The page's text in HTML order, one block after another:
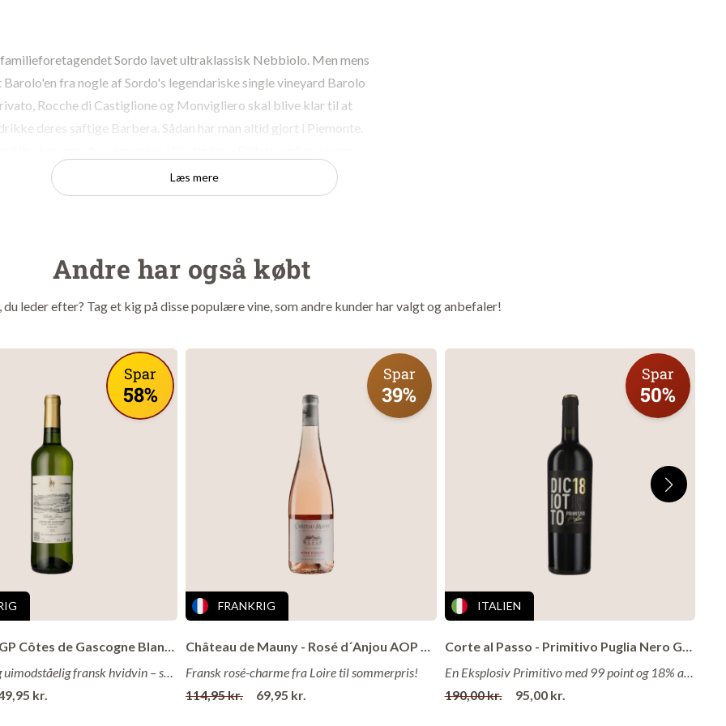
Sordo lavet ultraklassisk Nebbiolo. Men mens
Barolo'en fra nogle af Sordo's legendariske single vineyard Barolo
Rocche di Castiglione og Monvigliero skal blive klar til at
deres saftige Barbera. Sådan har man altid gjort i Piemonte.
på ståltank og 3 måneder på flaske sigter Sordo mod at lave
og svært uimodståelig Barbera. Til en pris der næsten får tårerne
måneder på ståltank
har en lang historie, der begyndte i 1912, da Giuseppe Sordo startede
i landsbyen Garbelletto i Castiglione Falletto. Gården har gennem
sig, hvor Giovanni Sordo i 1950'erne udvidede vingården med
og store egefade til lagring af Barolo. I dag drives vingården
der har fortsat familietraditionen og producerer otte Barolo
lægger stor vægt på bæredygtighed og arbejder i harmoni
at undgå kemisk gødning og installere avancerede
Læg i kurv
Læs mere
Andre har også købt
du leder efter? Tag et kig på disse populære vine, som andre kunder har valgt og anbefaler!
Spar
58%
Belle Terre IGP Côtes de Gascogne Blanc 2024
Frisk, sprød og uimodståelig fransk hvidvin – sommer i hvert eneste glas!
kr.
Spar
39%
FRANKRIG
Château de Mauny - Rosé d´Anjou AOP 2025
Fransk rosé-charme fra Loire til sommerpris!
114,95 kr.
69,95 kr.
Spar
50%
ITALIEN
Corte al Passo - Primitivo Puglia Nero Gradi 18 2023
En Eksplosiv Primitivo med 99 point og 18% alkohol!
190,00 kr.
95,00 kr.